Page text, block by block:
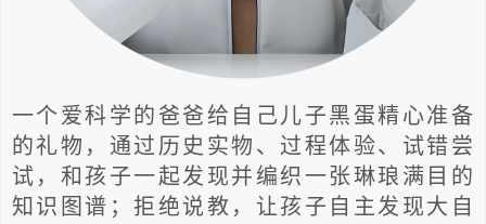
一个爱科学的爸爸给自己儿子黑蛋精心准备
的礼物，通过历史实物、过程体验、试错尝
试，和孩子一起发现并编织一张琳琅满目的
知识图谱；拒绝说教，让孩子自主发现大自